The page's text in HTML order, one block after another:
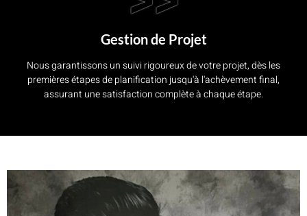
Gestion de Projet
Nous garantissons un suivi rigoureux de votre projet, dès les
premières étapes de planification jusqu'à l'achèvement final,
assurant une satisfaction complète à chaque étape.